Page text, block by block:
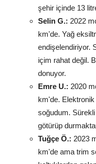
şehir içinde 13
Selin G.: 2022
km'de. Yağ
endişelendiriyor.
içim rahat değil.
donuyor.
Emre U.: 2020
km'de. Elektronik
soğudum.
götürüp
Tuğçe Ö.: 2023
km'de ama trim